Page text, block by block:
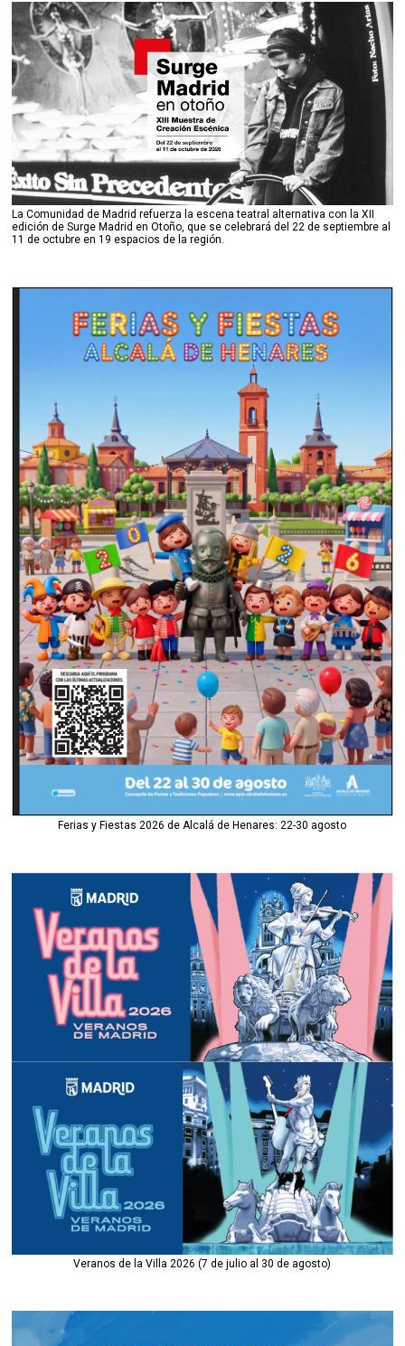
La Comunidad de Madrid refuerza la escena teatral alternativa con la XII
edición de Surge Madrid en Otoño, que se celebrará del 22 de septiembre al
11 de octubre en 19 espacios de la región.
Ferias y Fiestas 2026 de Alcalá de Henares: 22-30 agosto
Veranos de la Villa 2026 (7 de julio al 30 de agosto)